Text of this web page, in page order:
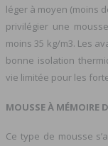
léger à moyen (moins
privilégier une
moins 35 kg/m3. Les
bonne isolation
vie limitée pour les
MOUSSE À MÉMOIRE
Ce type de mousse